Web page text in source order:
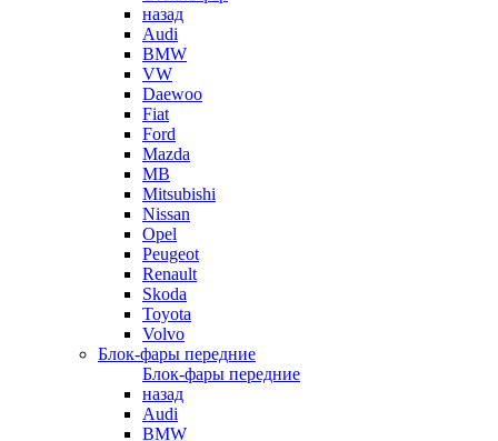
назад
Audi
BMW
VW
Daewoo
Fiat
Ford
Mazda
MB
Mitsubishi
Nissan
Opel
Peugeot
Renault
Skoda
Toyota
Volvo
Блок-фары передние
Блок-фары передние
назад
Audi
BMW